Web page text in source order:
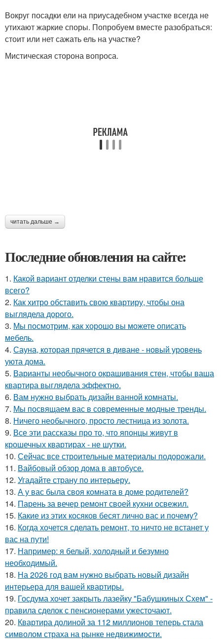
Вокруг посадки ели на приусадебном участке всегда не
утихают жаркие споры. Попробуем вместе разобраться:
стоит или нет сажать ель на участке?
Мистическая сторона вопроса.
читать дальше →
Последние обновления на сайте:
1. Какой вариант отделки стены вам нравится больше
всего?
2. Как хитро обставить свою квартиру, чтобы она
выглядела дорого.
3. Мы посмотрим, как хорошо вы можете описать
мебель.
4. Сауна, которая прячется в диване - новый уровень
уюта дома.
5. Варианты необычного окрашивания стен, чтобы ваша
квартира выглядела эффектно.
6. Вам нужно выбрать дизайн ванной комнаты.
7. Мы посвящаем вас в современные модные тренды.
8. Ничего необычного, просто лестница из золота.
9. Все эти рассказы про то, что японцы живут в
крошечных квартирах - не шутки.
10. Сейчас все строительные материалы подорожали.
11. Вайбовый обзор дома в автобусе.
12. Угадайте страну по интерьеру.
13. А у вас была своя комната в доме родителей?
14. Парень за вечер ремонт своей кухни освежил.
15. Какие из этих косяков бесят лично вас и почему?
16. Когда хочется сделать ремонт, то ничто не встанет у
вас на пути!
17. Например: я белый, холодный и безумно
необходимый.
18. На 2026 год вам нужно выбрать новый дизайн
интерьера для вашей квартиры.
19. Госдума хочет закрыть лазейку "Бабушкиных Схем" -
правила сделок с пенсионерами ужесточают.
20. Квартира долиной за 112 миллионов теперь стала
символом страха на рынке недвижимости.